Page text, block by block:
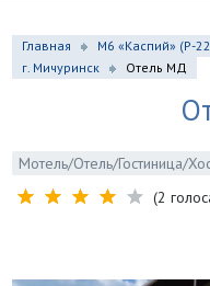
Главная М6 «Каспий» (Р-
г. Мичуринск
Отель МД
Мотель/Отель/Гостиница/
(2